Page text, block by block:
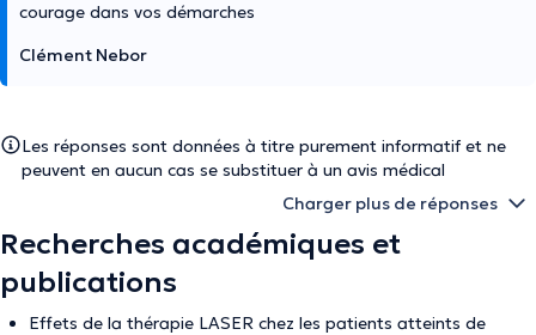
courage dans vos démarches
Clément Nebor
Les réponses sont données à titre purement informatif et ne
peuvent en aucun cas se substituer à un avis médical
Charger plus de réponses
Recherches académiques et
publications
Effets de la thérapie LASER chez les patients atteints de